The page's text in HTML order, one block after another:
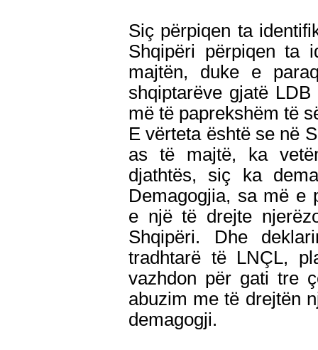
Siç përpiqen ta
Shqipëri përpiqen ta
majtën, duke e
shqiptarëve gjatë
më të paprekshëm të
E vërteta është se në
as të majtë, ka
djathtës, siç ka
Demagogjia, sa më e
e një të drejte
Shqipëri. Dhe
tradhtarë të LNÇL,
vazhdon për gati tre
abuzim me të drejtën
demagogji.